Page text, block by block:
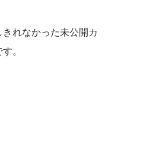
れなかった未公開カ
。